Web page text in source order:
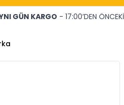
GÜN KARGO - 17:00’DEN ÖNCEKİ